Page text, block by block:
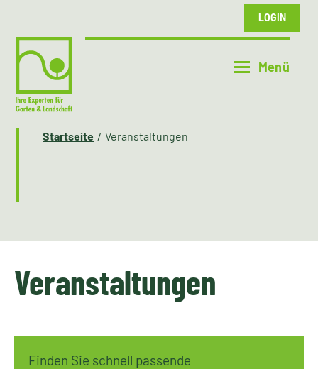
LOGIN
Startseite Veranstaltungen
Veranstaltungen
Finden Sie schnell passende